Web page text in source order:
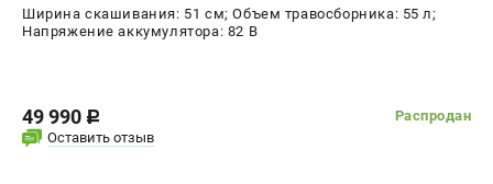
Ширина скашивания: 51 см; Объем травосборника: 55 л;
Напряжение аккумулятора: 82 В
49 990 c
Распродан
Оставить отзыв